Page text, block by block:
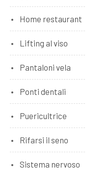
Home restaurant
Lifting al viso
Pantaloni vela
Ponti dentali
Puericultrice
Rifarsi il seno
Sistema nervoso